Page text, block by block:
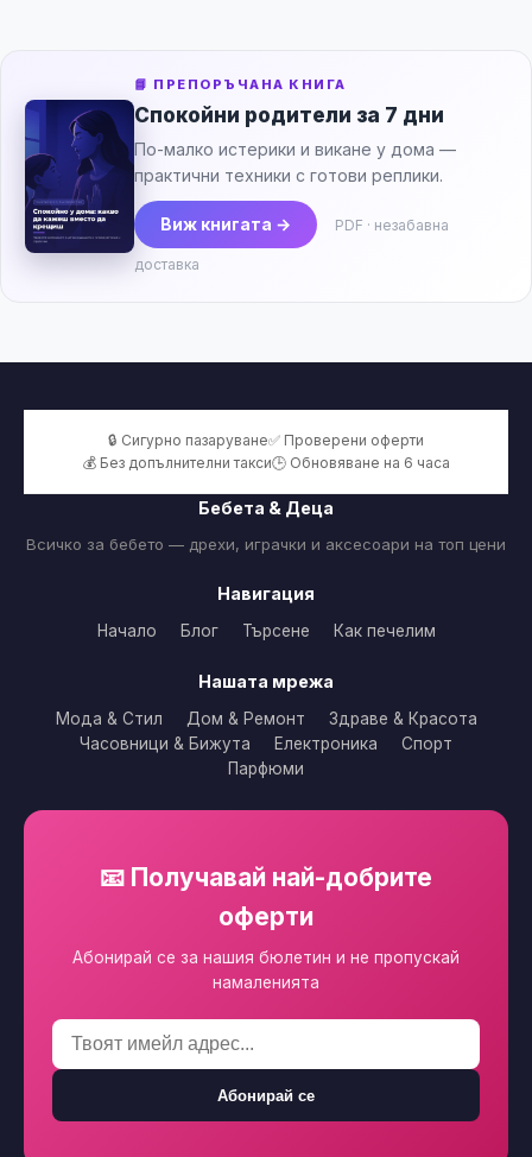
📘 ПРЕПОРЪЧАНА КНИГА
Спокойни родители за 7 дни
По-малко истерики и викане у дома —
практични техники с готови реплики.
Виж книгата → PDF · незабавна
доставка
🔒 Сигурно пазаруване✅ Проверени оферти
💰 Без допълнителни такси🕒 Обновяване на 6 часа
Бебета & Деца
Всичко за бебето — дрехи, играчки и аксесоари на топ цени
Навигация
Начало Блог Търсене Как печелим
Нашата мрежа
Мода & Стил Дом & Ремонт
Здраве & Красота
Часовници & Бижута
Електроника
Спорт
Парфюми
📧 Получавай най-добрите
оферти
Абонирай се за нашия бюлетин и не пропускай
намаленията
Абонирай се